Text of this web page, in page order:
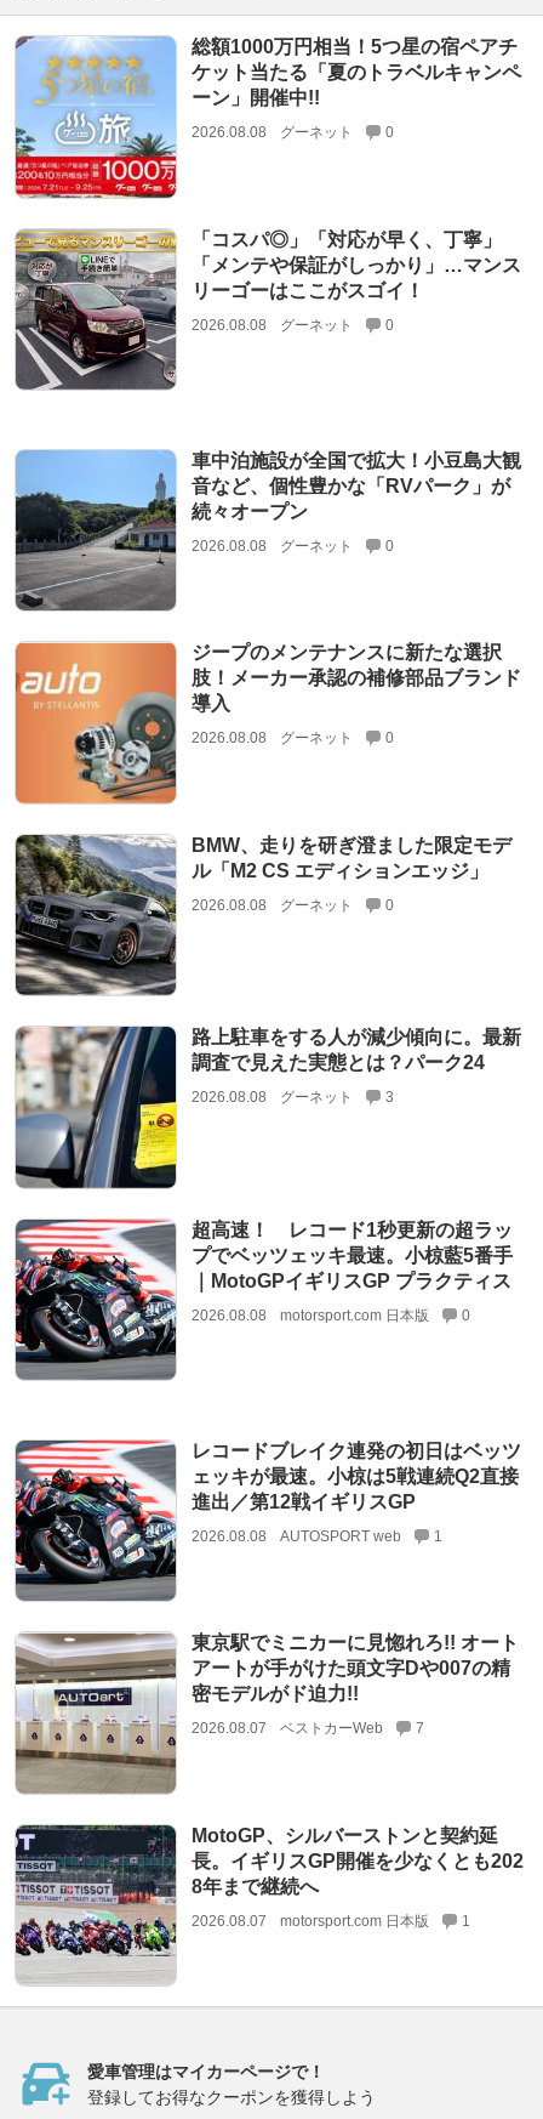
総額1000万円相当！5つ星の宿ペアチ
ケット当たる「夏のトラベルキャンペ
ーン」開催中!!
2026.08.08 グーネット 0
「コスパ◎」「対応が早く、丁寧」
「メンテや保証がしっかり」…マンス
リーゴーはここがスゴイ！
2026.08.08 グーネット 0
車中泊施設が全国で拡大！小豆島大観
音など、個性豊かな「RVパーク」が
続々オープン
2026.08.08 グーネット 0
ジープのメンテナンスに新たな選択
肢！メーカー承認の補修部品ブランド
導入
2026.08.08 グーネット 0
BMW、走りを研ぎ澄ました限定モデ
ル「M2 CS エディションエッジ」
2026.08.08 グーネット 0
路上駐車をする人が減少傾向に。最新
調査で見えた実態とは？パーク24
2026.08.08 グーネット 3
超高速！ レコード1秒更新の超ラッ
プでベッツェッキ最速。小椋藍5番手
｜MotoGPイギリスGP プラクティス
2026.08.08 motorsport.com 日本版 0
レコードブレイク連発の初日はベッツ
ェッキが最速。小椋は5戦連続Q2直接
進出／第12戦イギリスGP
2026.08.08 AUTOSPORT web 1
東京駅でミニカーに見惚れろ!! オート
アートが手がけた頭文字Dや007の精
密モデルがド迫力!!
2026.08.07 ベストカーWeb 7
MotoGP、シルバーストンと契約延
長。イギリスGP開催を少なくとも202
8年まで継続へ
2026.08.07 motorsport.com 日本版 1
愛車管理はマイカーページで！
登録してお得なクーポンを獲得しよう